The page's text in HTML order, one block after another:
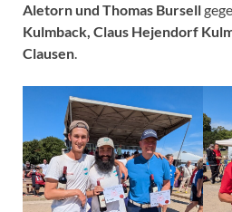
Aletorn und Thomas Bursell
Kulmback, Claus Hejendorf
Clausen.